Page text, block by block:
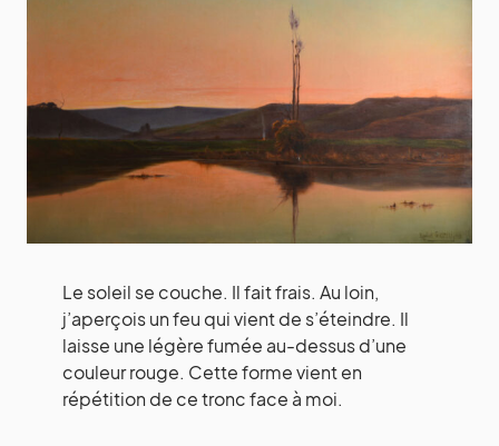
Le soleil se couche. Il fait frais. Au loin,
j’aperçois un feu qui vient de s’éteindre. Il
laisse une légère fumée au-dessus d’une
couleur rouge. Cette forme vient en
répétition de ce tronc face à moi.